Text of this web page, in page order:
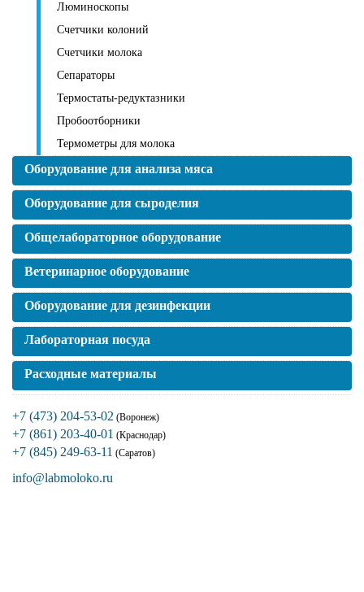
Люминоскопы
Счетчики колоний
Счетчики молока
Сепараторы
Термостаты-редуктазники
Пробоотборники
Термометры для молока
Оборудование для анализа мяса
Оборудование для сыроделия
Общелабораторное оборудование
Ветеринарное оборудование
Оборудование для дезинфекции
Лабораторная посуда
Расходные материалы
+7 (473) 204-53-02 (Воронеж)
+7 (861) 203-40-01 (Краснодар)
+7 (845) 249-63-11 (Саратов)
info@labmoloko.ru